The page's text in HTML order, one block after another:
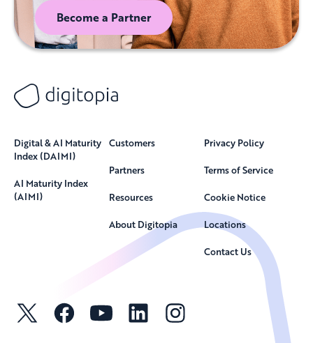
Become a Partner
Digital & AI Maturity
Index (DAIMI)
AI Maturity Index
(AIMI)
Customers
Partners
Resources
About Digitopia
Privacy Policy
Terms of Service
Cookie Notice
Locations
Contact Us